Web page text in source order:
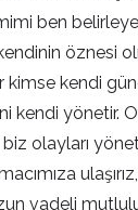
ben
öznesi
kimse kendi
kendi yönetir.
olayları
vadeli